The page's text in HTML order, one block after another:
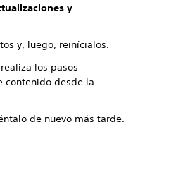
y
y, luego, reinícialos.
los pasos
contenido desde la
de nuevo más tarde.